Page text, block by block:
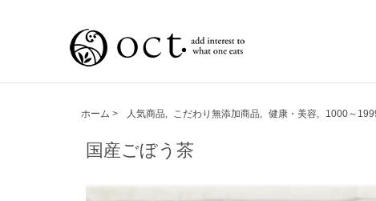
ホーム > 人気商品, こだわり無添加商品, 健康・美容, 1000～
国産ごぼう茶